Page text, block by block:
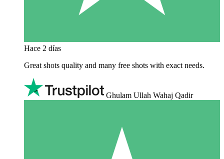
Hace 2 días
Great shots quality and many free shots with exact needs.
Ghulam Ullah Wahaj Qadir